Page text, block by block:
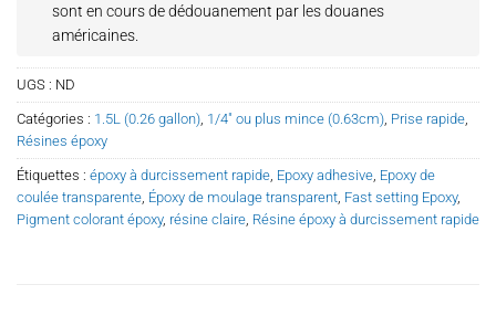
sont en cours de dédouanement par les douanes
américaines.
UGS : ND
Catégories : 1.5L (0.26 gallon), 1/4" ou plus mince (0.63cm), Prise rapide,
Résines époxy
Étiquettes : époxy à durcissement rapide, Epoxy adhesive, Epoxy de
coulée transparente, Époxy de moulage transparent, Fast setting Epoxy,
Pigment colorant époxy, résine claire, Résine époxy à durcissement rapide